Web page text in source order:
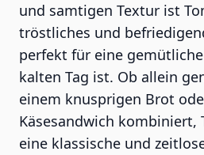
und samtigen Textur ist
tröstliches und
perfekt für eine
kalten Tag ist. Ob allein
einem knusprigen Brot
Käsesandwich kombiniert,
eine klassische und